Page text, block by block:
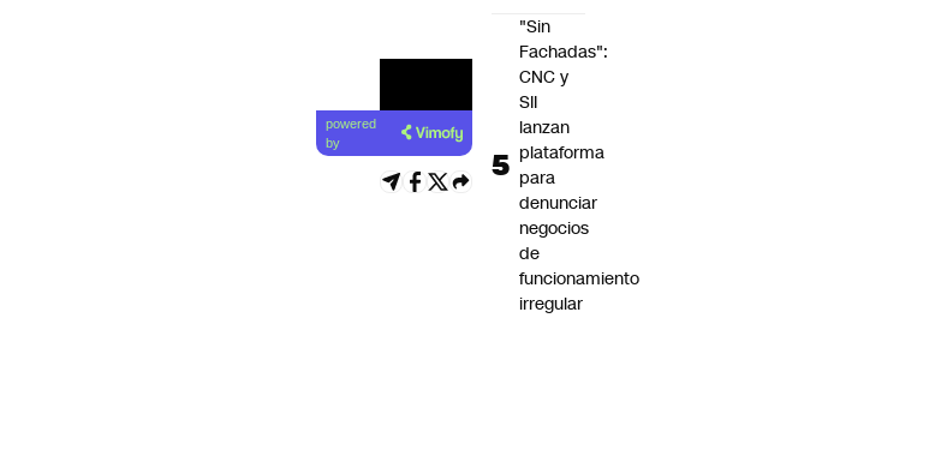
powered
by
"Sin
Fachadas":
CNC y
SII
lanzan
plataforma
para
denunciar
negocios
de
funcionamiento
irregular